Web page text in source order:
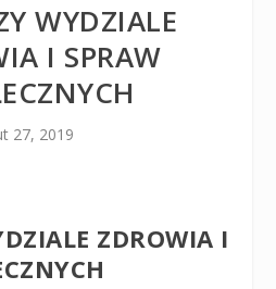
WYDZIALE
I SPRAW
27, 2019
ZDROWIA I